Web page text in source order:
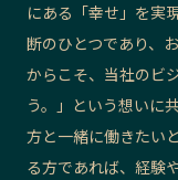
にある「幸せ」を実
断のひとつであり、
からこそ、当社のビ
う。」という想いに
方と一緒に働きたい
る方であれば、経験